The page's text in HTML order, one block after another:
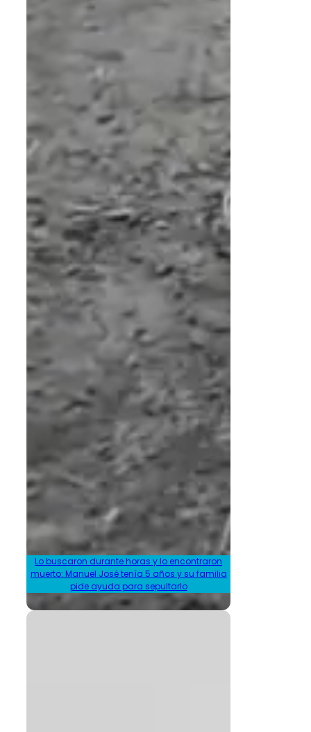
Lo buscaron durante horas y lo encontraron
muerto: Manuel José tenía 5 años y su familia
pide ayuda para sepultarlo